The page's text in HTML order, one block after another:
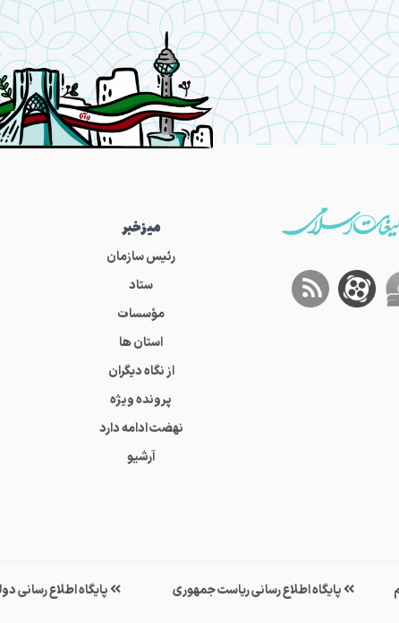
میز‌خبر
رئیس سازمان
ستاد
مؤسسات
استان ها
از نگاه دیگران
پرونده ویژه
نهضت ادامه دارد
آرشیو
پایگاه اطلاع رسانی ریاست جمهوری پایگاه اطلاع رسانی